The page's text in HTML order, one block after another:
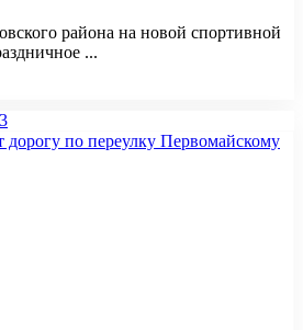
района на новой спортивной
...